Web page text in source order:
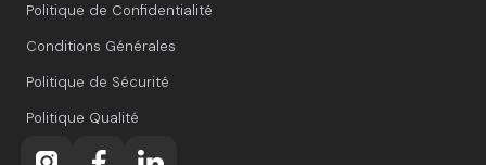
Politique de Confidentialité
Conditions Générales
Politique de Sécurité
Politique Qualité